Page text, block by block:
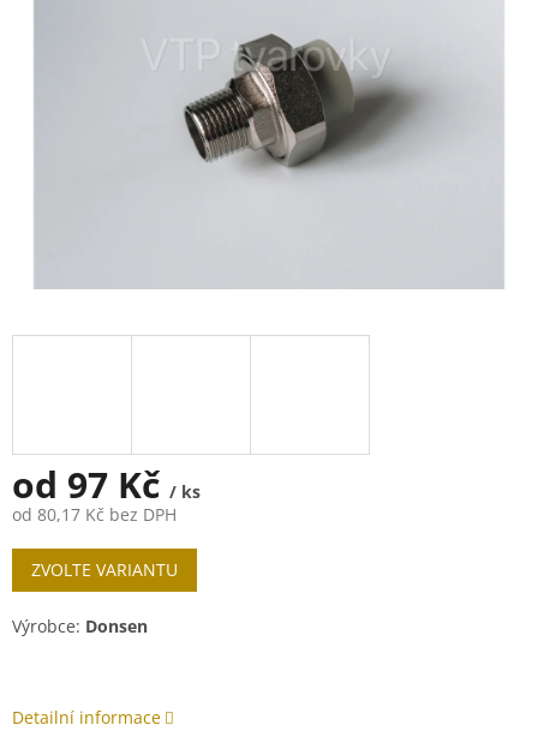
od 97 Kč / ks
od 80,17 Kč bez DPH
Měrná
cena:
ZVOLTE VARIANTU
Výrobce: Donsen
Detailní informace